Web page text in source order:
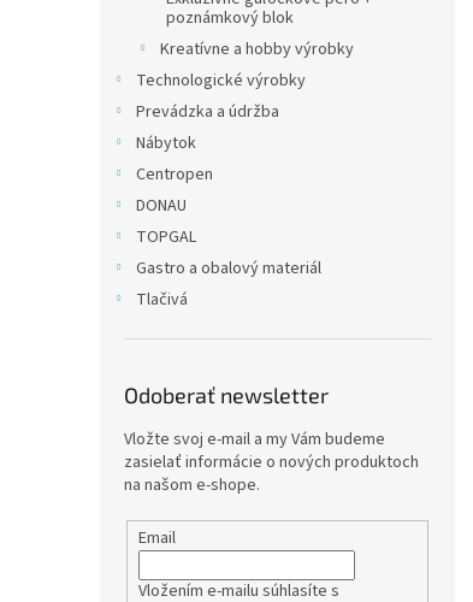
poznámkový blok
Kreatívne a hobby výrobky
Technologické výrobky
Prevádzka a údržba
Nábytok
Centropen
DONAU
TOPGAL
Gastro a obalový materiál
Tlačivá
Odoberať newsletter
Vložte svoj e-mail a my Vám budeme
zasielať informácie o nových produktoch
na našom e-shope.
Email
Vložením e-mailu súhlasíte s